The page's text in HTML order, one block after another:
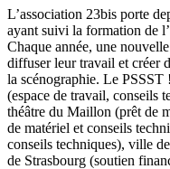
L’association 23bis porte
ayant suivi la formation de
Chaque année, une
diffuser leur travail et créer
la scénographie. Le PSSST
(espace de travail, conseils
théâtre du Maillon (prêt de
de matériel et conseils
conseils techniques), ville
de Strasbourg (soutien